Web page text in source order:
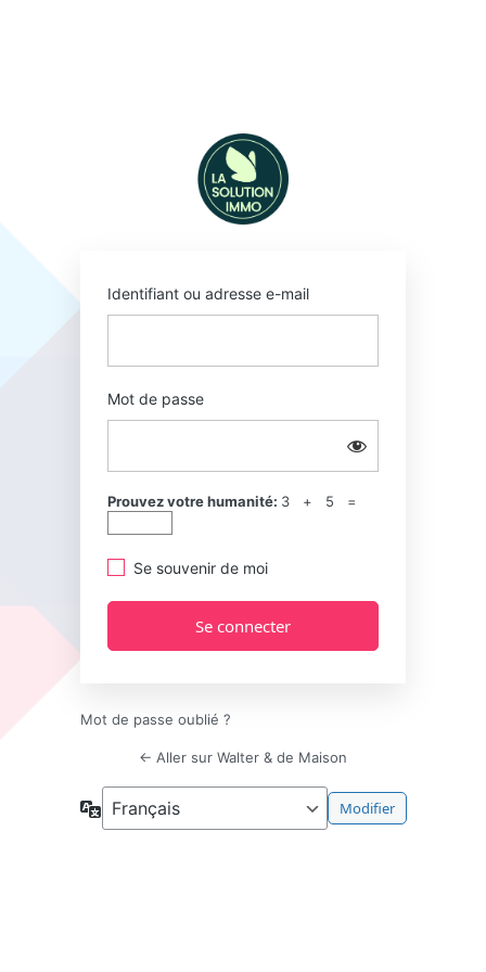
Identifiant ou adresse e-mail
Mot de passe
Prouvez votre humanité: 3 + 5 =
Se souvenir de moi
Mot de passe oublié ?
← Aller sur Walter & de Maison
Langue